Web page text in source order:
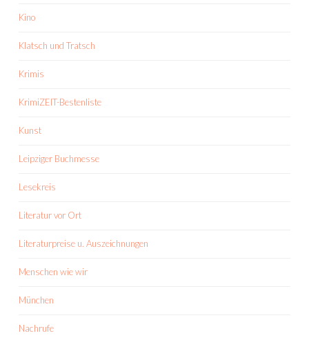
Kino
Klatsch und Tratsch
Krimis
KrimiZEIT-Bestenliste
Kunst
Leipziger Buchmesse
Lesekreis
Literatur vor Ort
Literaturpreise u. Auszeichnungen
Menschen wie wir
München
Nachrufe